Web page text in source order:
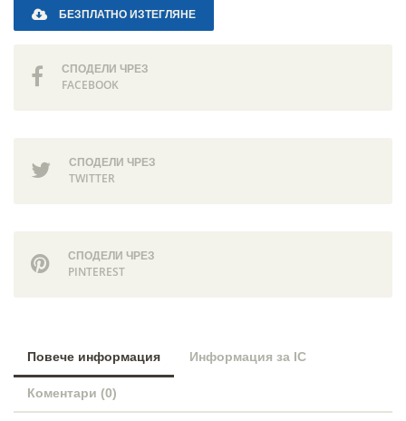
БЕЗПЛАТНО ИЗТЕГЛЯНЕ
СПОДЕЛИ ЧРЕЗ
FACEBOOK
СПОДЕЛИ ЧРЕЗ
TWITTER
СПОДЕЛИ ЧРЕЗ
PINTEREST
Повече информация Информация за IC
Коментари (0)